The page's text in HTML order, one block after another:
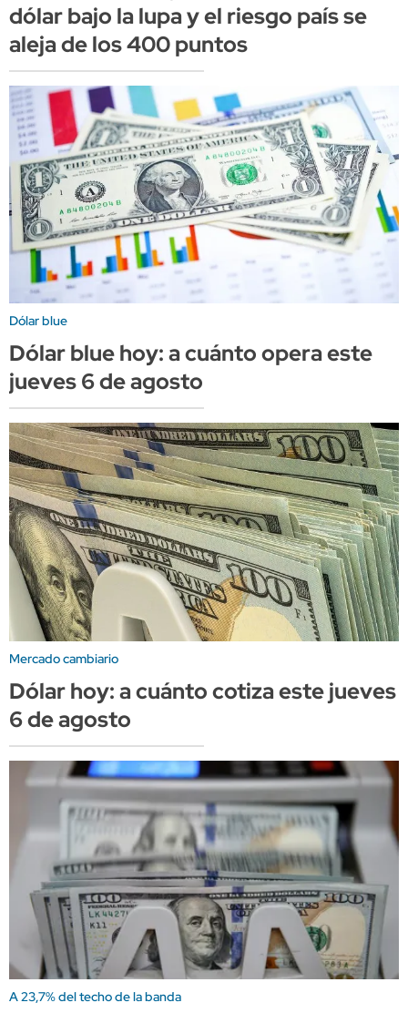
dólar bajo la lupa y el riesgo país se
aleja de los 400 puntos
Dólar blue
Dólar blue hoy: a cuánto opera este
jueves 6 de agosto
Mercado cambiario
Dólar hoy: a cuánto cotiza este jueves
6 de agosto
A 23,7% del techo de la banda